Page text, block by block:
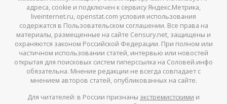
адреса, cookie и подключен к сервису Яндекс.Метрика,
liveinternet.ru, openstat.com условия использования
содержатся в Пользовательском соглашении. Все права на
материалы, размещенные на сайте Censury.net, защищены и
охраняются законом Российской Федерации. При полном или
частичном использовании статей, интервью или новостей
открытая для поисковых систем гиперссылка на Соловей.инфо
обязательна. Мнение редакции не всегда совпадает с
мнением авторов статей, опубликованных на сайте.
Для читателей: в России признаны экстремистскими и